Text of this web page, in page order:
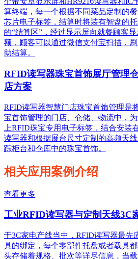
算终端，每一个根据不同菜品定制的
芯片电子标签，结算时将装有智盘的
的“结算区”，经过显示屏向就餐顾客
额，顾客可以通过微信支付宝扫描，
助结算。
RFID读写器珠宝首饰展厅管理
店方案
RFID读写器智慧门店珠宝首饰管理是
宝首饰管理的门店、仓储、物流中，
上RFID珠宝专用电子标签，结合安装
读写器和根据展台尺寸定制的高频天
踪柜台和仓库中的珠宝首饰。
相关应用案例介绍
查看更多
工业RFID读写器与定制天线3C
于3C家电产线当中，RFID读写器最先
具的绑定，每个零部件托盘或者载具
头存储着规格、批次等详尽信息，当